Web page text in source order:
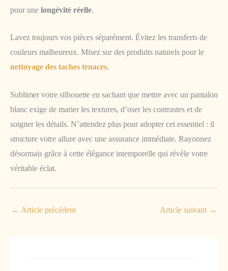
pour une longévité réelle.
Lavez toujours vos pièces séparément. Évitez les transferts de
couleurs malheureux. Misez sur des produits naturels pour le
nettoyage des taches tenaces.
Sublimer votre silhouette en sachant que mettre avec un pantalon
blanc exige de marier les textures, d’oser les contrastes et de
soigner les détails. N’attendez plus pour adopter cet essentiel : il
structure votre allure avec une assurance immédiate. Rayonnez
désormais grâce à cette élégance intemporelle qui révèle votre
véritable éclat.
← Article précédent Article suivant →